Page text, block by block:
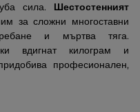
сила. Шестостенният
за сложни многоставни
и мъртва тяга.
вдигнат килограм и
професионален,